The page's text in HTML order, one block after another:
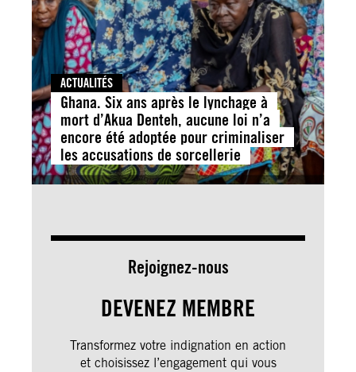
ACTUALITÉS
Ghana. Six ans après le lynchage à
mort d’Akua Denteh, aucune loi n’a
encore été adoptée pour criminaliser
les accusations de sorcellerie
Rejoignez-nous
DEVENEZ MEMBRE
Transformez votre indignation en action
et choisissez l’engagement qui vous